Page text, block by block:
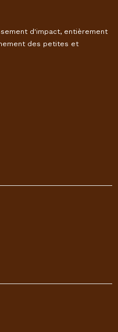
d'impact, entièrement
des petites et